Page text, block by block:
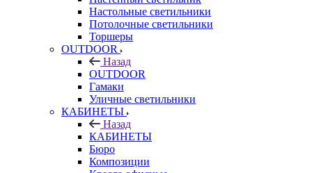
Настольные светильники
Потолочные светильники
Торшеры
OUTDOOR
Назад
OUTDOOR
Гамаки
Уличные светильники
КАБИНЕТЫ
Назад
КАБИНЕТЫ
Бюро
Композиции